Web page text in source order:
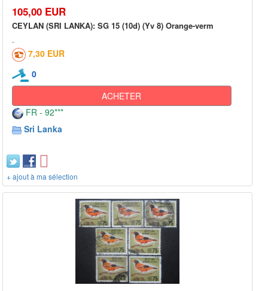
105,00 EUR
CEYLAN (SRI LANKA): SG 15 (10d) (Yv 8) Orange-verm
7,30 EUR
0
ACHETER
FR - 92***
Sri Lanka
+ ajout à ma sélection